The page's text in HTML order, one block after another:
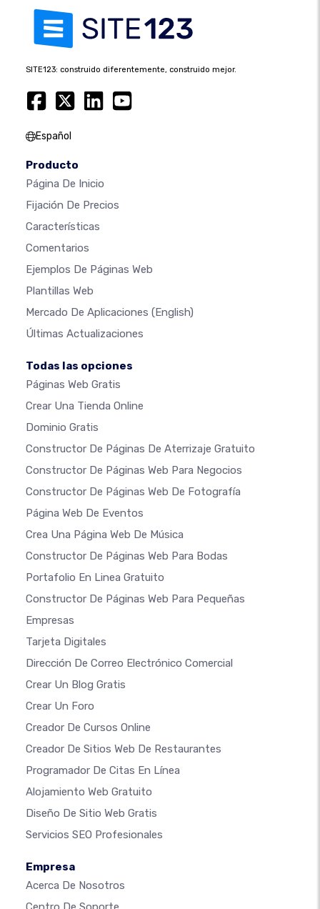
SITE123: construido diferentemente, construido mejor.
Español
Producto
Página De Inicio
Fijación De Precios
Características
Comentarios
Ejemplos De Páginas Web
Plantillas Web
Mercado De Aplicaciones (English)
Últimas Actualizaciones
Todas las opciones
Páginas Web Gratis
Crear Una Tienda Online
Dominio Gratis
Constructor De Páginas De Aterrizaje Gratuito
Constructor De Páginas Web Para Negocios
Constructor De Páginas Web De Fotografía
Página Web De Eventos
Crea Una Página Web De Música
Constructor De Páginas Web Para Bodas
Portafolio En Linea Gratuito
Constructor De Páginas Web Para Pequeñas
Empresas
Tarjeta Digitales
Dirección De Correo Electrónico Comercial
Crear Un Blog Gratis
Crear Un Foro
Creador De Cursos Online
Creador De Sitios Web De Restaurantes
Programador De Citas En Línea
Alojamiento Web Gratuito
Diseño De Sitio Web Gratis
Servicios SEO Profesionales
Empresa
Acerca De Nosotros